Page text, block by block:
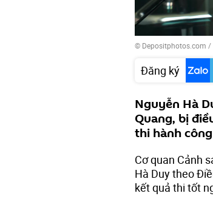
© Depositphotos.com /
Đăng ký
Nguyễn Hà
Quang, bị
thi hành
Cơ quan Cảnh
Hà Duy theo
kết quả thi tốt